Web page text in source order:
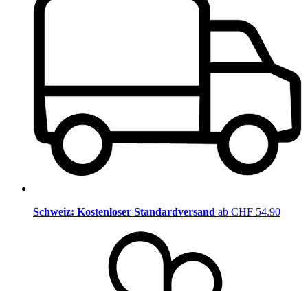
Schweiz: Kostenloser Standardversand ab CHF 54.90